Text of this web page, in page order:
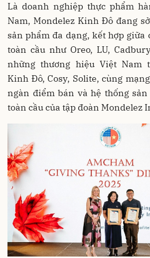
Là doanh nghiệp thực phẩm
Nam, Mondelez Kinh Đô đang
sản phẩm đa dạng, kết hợp giữa
toàn cầu như Oreo, LU,
những thương hiệu Việt Nam
Kinh Đô, Cosy, Solite, cùng
ngàn điểm bán và hệ thống
toàn cầu của tập đoàn Mondelez